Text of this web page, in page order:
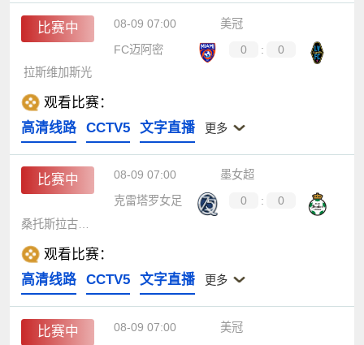
比赛中 08-09 07:00
美冠
FC迈阿密
0 :
0
拉斯维加斯光
观看比赛：
高清线路
CCTV5 文字直播 更多
比赛中 08-09 07:00
墨女超
克雷塔罗女足
0 :
0
桑托斯拉古纳女足
观看比赛：
高清线路
CCTV5 文字直播 更多
比赛中 08-09 07:00
美冠